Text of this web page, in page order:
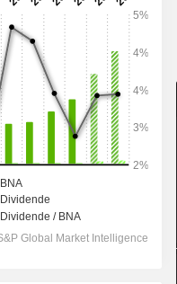
2027 2028
148 460 180 852
22,79% 21,82%
64 666
26,57% 25,54%